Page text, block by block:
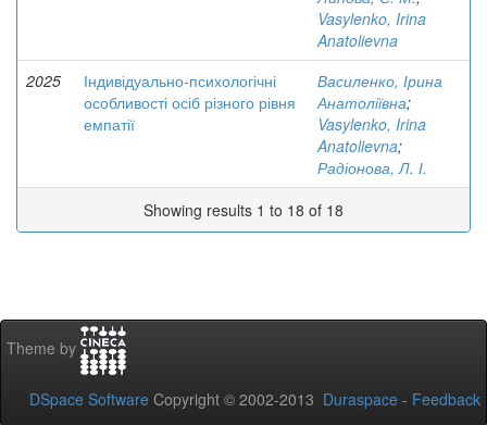
Vasylenko, Irina
Anatolievna
2025
Індивідуально-психологічні
особливості осіб різного рівня
емпатії
Василенко, Ірина
Анатоліївна;
Vasylenko, Irina
Anatolievna;
Радіонова, Л. І.
Showing results 1 to 18 of 18
Theme by
DSpace Software Copyright © 2002-2013 Duraspace - Feedback